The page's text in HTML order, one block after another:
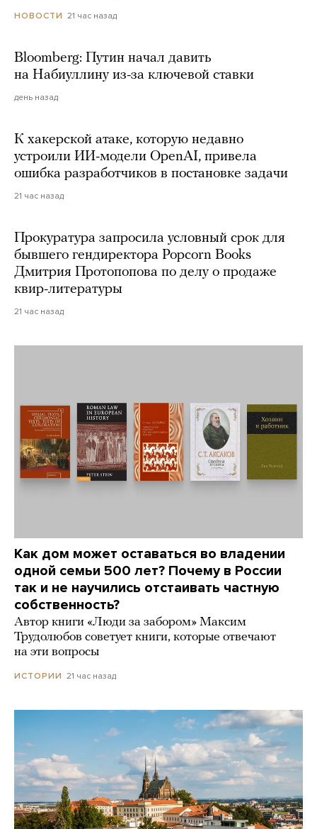
НОВОСТИ 21 час назад
Bloomberg: Путин начал давить
на Набиуллину из-за ключевой ставки
день назад
К хакерской атаке, которую недавно
устроили ИИ-модели OpenAI, привела
ошибка разработчиков в постановке задачи
21 час назад
Прокуратура запросила условный срок для
бывшего гендиректора Popcorn Books
Дмитрия Протопопова по делу о продаже
квир-литературы
21 час назад
Как дом может оставаться во владении
одной семьи 500 лет? Почему в России
так и не научились отстаивать частную
собственность?
Автор книги «Люди за забором» Максим
Трудолюбов советует книги, которые отвечают
на эти вопросы
ИСТОРИИ 21 час назад